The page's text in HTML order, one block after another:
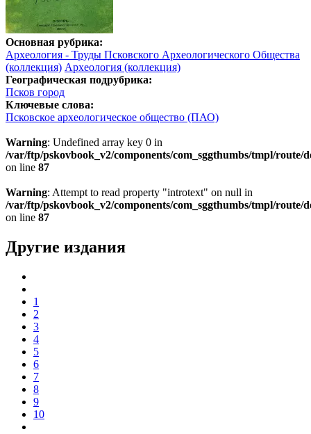
Основная рубрика:
Археология - Труды Псковского Археологического Общества
(коллекция) Археология (коллекция)
Географическая подрубрика:
Псков город
Ключевые слова:
Псковское археологическое общество (ПАО)
Warning: Undefined array key 0 in
/var/ftp/pskovbook_v2/components/com_sggthumbs/tmpl/route/
on line 87
Warning: Attempt to read property "introtext" on null in
/var/ftp/pskovbook_v2/components/com_sggthumbs/tmpl/route/
on line 87
Другие издания
1
2
3
4
5
6
7
8
9
10